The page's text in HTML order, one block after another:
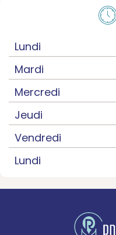
Lundi
Mardi
Mercredi
Jeudi
Vendredi
Lundi